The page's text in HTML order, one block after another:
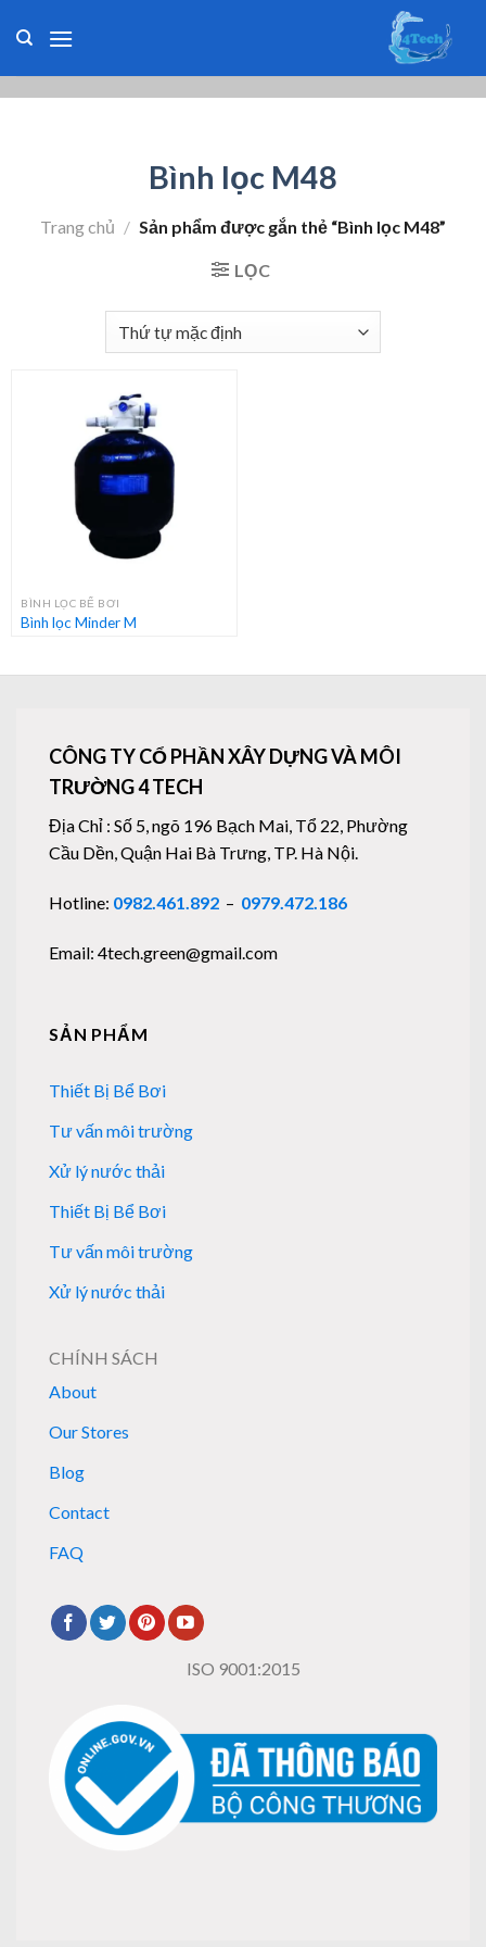
Bình lọc M48
Trang chủ / Sản phẩm được gắn thẻ “Bình lọc M48”
LỌC
BÌNH LỌC BỂ BƠI
Bình lọc Minder M
CÔNG TY CỔ PHẦN XÂY DỰNG VÀ MÔI
TRƯỜNG 4 TECH
Địa Chỉ : Số 5, ngõ 196 Bạch Mai, Tổ 22, Phường
Cầu Dền, Quận Hai Bà Trưng, TP. Hà Nội.
Hotline: 0982.461.892 – 0979.472.186
Email: 4tech.green@gmail.com
SẢN PHẨM
Thiết Bị Bể Bơi
Tư vấn môi trường
Xử lý nước thải
Thiết Bị Bể Bơi
Tư vấn môi trường
Xử lý nước thải
CHÍNH SÁCH
About
Our Stores
Blog
Contact
FAQ
ISO 9001:2015